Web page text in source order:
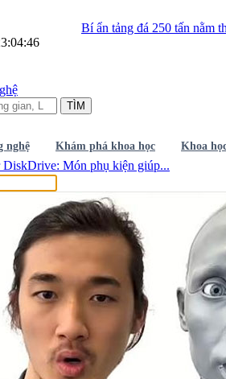
Bí ẩn tảng đá 250 tấn nằm thăng
TÌM
nghệ Khám phá khoa học Khoa
DiskDrive: Món phụ kiện giúp...